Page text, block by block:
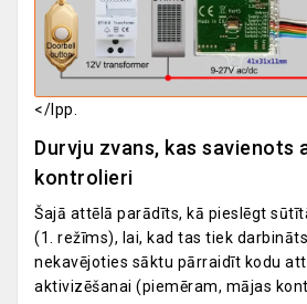
</lpp.
Durvju zvans, kas savienots
kontrolieri
Šajā attēlā parādīts, kā pieslēgt
(1. režīms), lai, kad tas tiek
nekavējoties sāktu pārraidīt kodu
aktivizēšanai (piemēram, mājas